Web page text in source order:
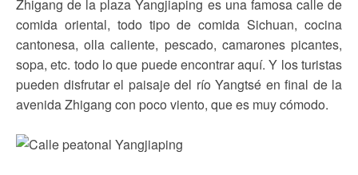
Zhigang de la plaza Yangjiaping es una famosa calle de
comida oriental, todo tipo de comida Sichuan, cocina
cantonesa, olla caliente, pescado, camarones picantes,
sopa, etc. todo lo que puede encontrar aquí. Y los turistas
pueden disfrutar el paisaje del río Yangtsé en final de la
avenida Zhigang con poco viento, que es muy cómodo.